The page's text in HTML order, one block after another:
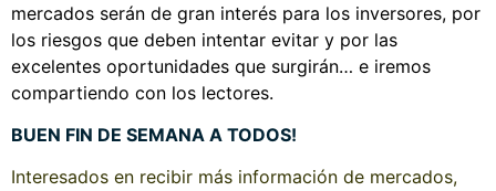
mercados serán de gran interés para los inversores, por
los riesgos que deben intentar evitar y por las
excelentes oportunidades que surgirán… e iremos
compartiendo con los lectores.
BUEN FIN DE SEMANA A TODOS!
Interesados en recibir más información de mercados,